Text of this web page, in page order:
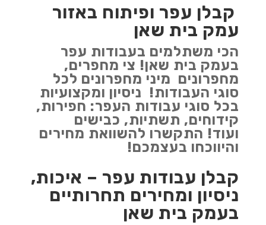
קבלן עפר ופיתוח באזור
עמק בית שאן
הכי משתלמים בעבודות עפר
בעמק בית שאן! צי מחפרים,
מחפרונים מיני מחפרונים לכל
סוגי העבודות! ניסיון ומקצועיות
בכל סוגי עבודות העפר: חפירות,
קידוחים, תשתיות, כבישים
ועוד! התקשרו להשוואת מחירים
והיווכחו בעצמכם!
קבלן עבודות עפר – איכות,
ניסיון ומחירים תחרותיים
בעמק בית שאן